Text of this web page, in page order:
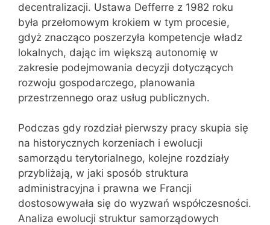
decentralizacji. Ustawa Defferre z 1982 roku
była przełomowym krokiem w tym procesie,
gdyż znacząco poszerzyła kompetencje władz
lokalnych, dając im większą autonomię w
zakresie podejmowania decyzji dotyczących
rozwoju gospodarczego, planowania
przestrzennego oraz usług publicznych.
Podczas gdy rozdział pierwszy pracy skupia się
na historycznych korzeniach i ewolucji
samorządu terytorialnego, kolejne rozdziały
przybliżają, w jaki sposób struktura
administracyjna i prawna we Francji
dostosowywała się do wyzwań współczesności.
Analiza ewolucji struktur samorządowych